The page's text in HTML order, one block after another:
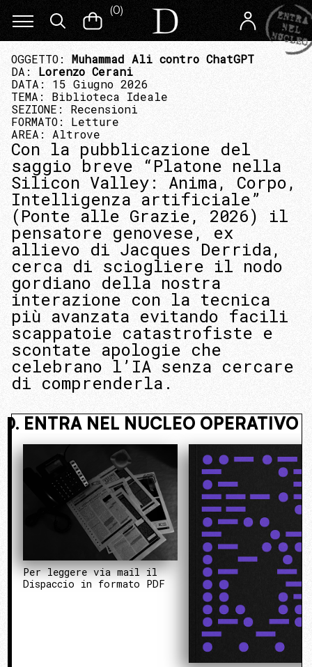
(0)
OGGETTO: Muhammad Ali contro ChatGPT
DA: Lorenzo Cerani
DATA: 15 Giugno 2026
TEMA: Biblioteca Ideale
SEZIONE: Recensioni
FORMATO: Letture
AREA: Altrove
Con la pubblicazione del
saggio breve “Platone nella
Silicon Valley: Anima, Corpo,
Intelligenza artificiale”
(Ponte alle Grazie, 2026) il
pensatore genovese, ex
allievo di Jacques Derrida,
cerca di sciogliere il nodo
gordiano della nostra
interazione con la tecnica
più avanzata evitando facili
scappatoie catastrofiste e
scontate apologie che
celebrano l’IA senza cercare
di comprenderla.
ENTRA NEL NUCLEO
Per leggere via mail il
Dispaccio in formato PDF